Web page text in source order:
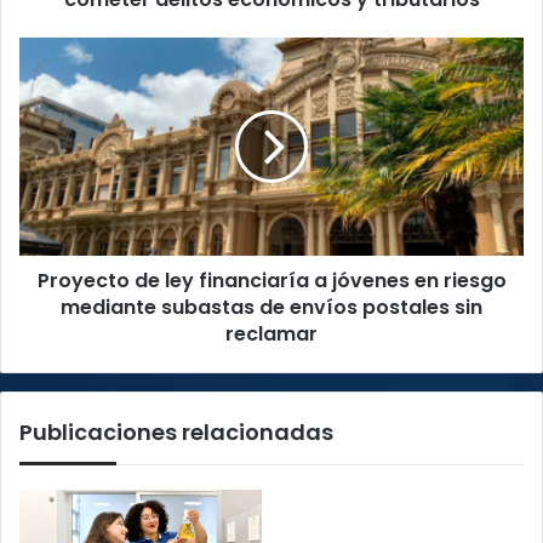
Proyecto
de
ley
financiaría
a
jóvenes
en
riesgo
mediante
subastas
sin
Proyecto de ley financiaría a jóvenes en riesgo
mediante subastas de envíos postales sin
reclamar
Publicaciones relacionadas